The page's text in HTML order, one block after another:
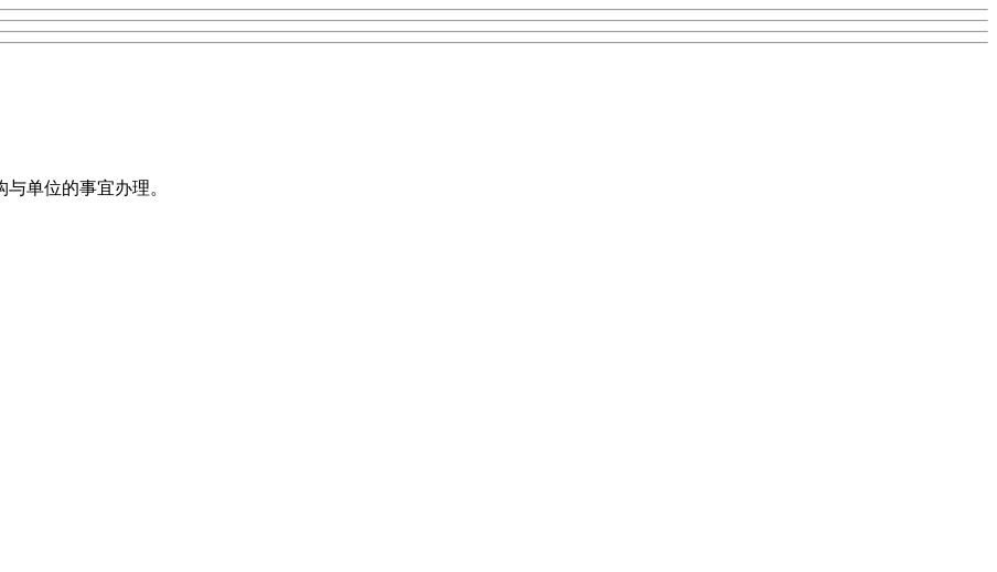
单位的事宜办理。